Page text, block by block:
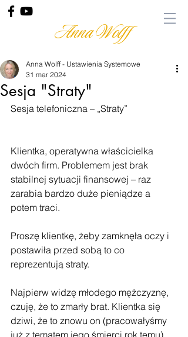
Anna Wolff
Sesja "Straty"
Anna Wolff - Ustawienia Systemowe
31 mar 2024
Sesja telefoniczna – „Straty”
Klientka, operatywna właścicielka
dwóch firm. Problemem jest brak
stabilnej sytuacji finansowej – raz
zarabia bardzo duże pieniądze a
potem traci.
Proszę klientkę, żeby zamknęła oczy i
postawiła przed sobą to co
reprezentują straty.
Najpierw widzę młodego mężczyznę,
czuję, że to zmarły brat. Klientka się
dziwi, że to znowu on (pracowałyśmy
już z tematem jego śmierci rok temu).